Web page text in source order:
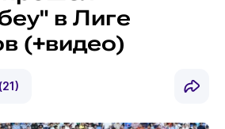
в Лиге
(+видео)
(21)